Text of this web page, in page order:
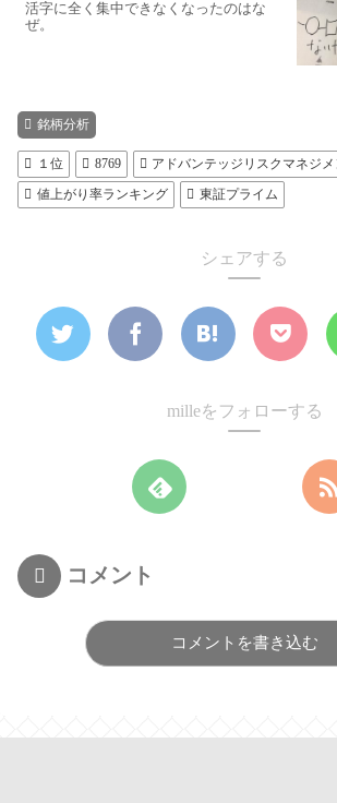
活字に全く集中できなくなったのはな
ぜ。
銘柄分析
１位 8769
アドバンテッジリスクマネジメ
値上がり率ランキング
東証プライム
シェアする
milleをフォローする
コメント
コメントを書き込む